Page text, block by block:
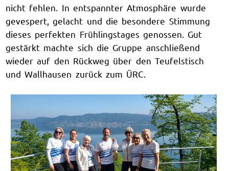
nicht fehlen. In entspannter Atmosphäre wurde
gevespert, gelacht und die besondere Stimmung
dieses perfekten Frühlingstages genossen. Gut
gestärkt machte sich die Gruppe anschließend
wieder auf den Rückweg über den Teufelstisch
und Wallhausen zurück zum ÜRC.